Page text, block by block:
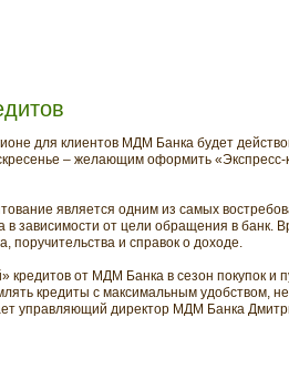
для клиентов МДМ Банка будет
– желающим оформить «Экспресс-
является одним из самых
в зависимости от цели обращения в банк.
поручительства и справок о доходе.
от МДМ Банка в сезон покупок и
кредиты с максимальным удобством,
управляющий директор МДМ Банка